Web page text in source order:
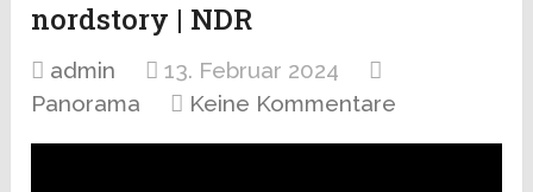
nordstory | NDR
admin
13. Februar 2024
Panorama
Keine Kommentare